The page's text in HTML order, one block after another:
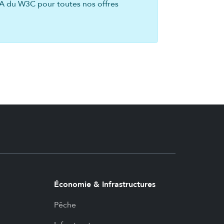
du W3C pour toutes nos offres
Économie & Infrastructures
Pêche